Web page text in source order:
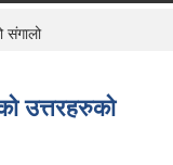
संगालो
उत्तरहरुको